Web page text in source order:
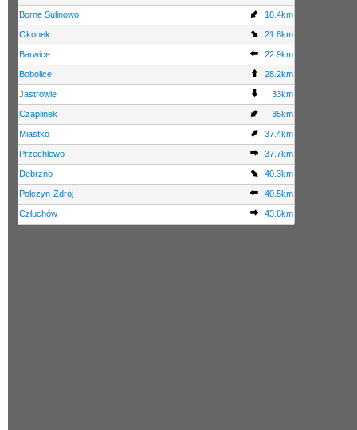
Borne Sulinowo 18.4km
Okonek 21.8km
Barwice 22.9km
Bobolice 28.2km
Jastrowie 33km
Czaplinek 35km
Miastko 37.4km
Przechlewo 37.7km
Debrzno 40.3km
Połczyn-Zdrój 40.5km
Człuchów 43.6km